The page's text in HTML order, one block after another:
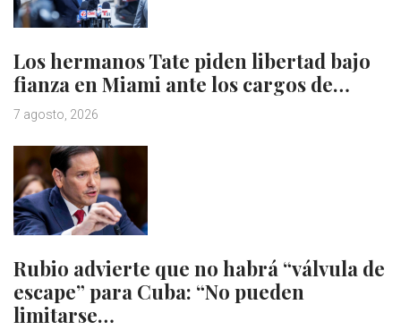
Los hermanos Tate piden libertad bajo
fianza en Miami ante los cargos de…
7 agosto, 2026
Rubio advierte que no habrá “válvula de
escape” para Cuba: “No pueden
limitarse…